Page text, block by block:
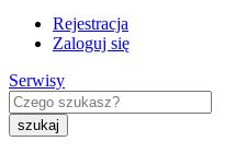
Rejestracja
Zaloguj się
Serwisy